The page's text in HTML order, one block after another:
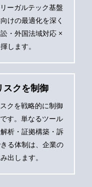
ーガルテック基盤
けの最適化を深く
・外国法域対応 ×
します。
スクを制御
クを戦略的に制御
す。単なるツール
析・証拠構築・訴
る体制は、企業の
出します。